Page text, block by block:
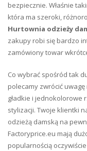
bezpiecznie. Właśnie
która ma szeroki,
Hurtownia odzieży
zakupy robi się bardzo
zamówiony towar
Co wybrać spośród tak
polecamy zwrócić uwagę
gładkie i jednokolorowe
stylizacji. Twoje klientki
odzieżą damską na
Factoryprice.eu mają
popularnością